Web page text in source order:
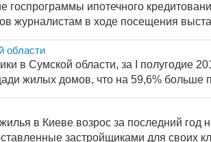
госпрограммы ипотечного
журналистам в ходе посещения
области
в Сумской области, за I полугодие
жилых домов, что на 59,6% больше
в Киеве возрос за последний год
застройщиками для своих